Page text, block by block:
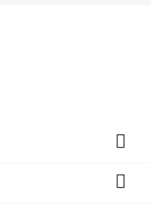

